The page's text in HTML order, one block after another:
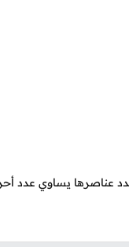
عناصرها يساوي عدد